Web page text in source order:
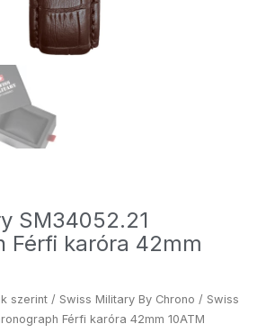
SM34052.21
Férfi karóra 42mm
szerint / Swiss Military By Chrono / Swiss
Férfi karóra 42mm 10ATM